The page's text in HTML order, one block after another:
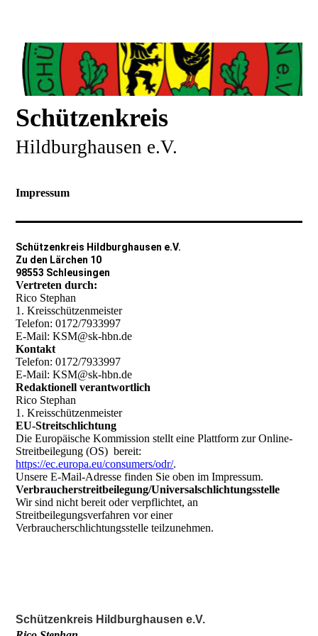
Schützenkreis
Hildburghausen e.V.
Impressum
Schützenkreis Hildburghausen e.V.
Zu den Lärchen 10
98553 Schleusingen
Vertreten durch:
Rico Stephan
1. Kreisschützenmeister
Telefon: 0172/7933997
E-Mail: KSM@sk-hbn.de
Kontakt
Telefon: 0172/7933997
E-Mail: KSM@sk-hbn.de
Redaktionell verantwortlich
Rico Stephan
1. Kreisschützenmeister
EU-Streitschlichtung
Die Europäische Kommission stellt eine Plattform zur Online-
Streitbeilegung (OS) bereit:
https://ec.europa.eu/consumers/odr/.
Unsere E-Mail-Adresse finden Sie oben im Impressum.
Verbraucherstreitbeilegung/Universalschlichtungsstelle
Wir sind nicht bereit oder verpflichtet, an
Streitbeilegungsverfahren vor einer
Verbraucherschlichtungsstelle teilzunehmen.
Schützenkreis Hildburghausen e.V.